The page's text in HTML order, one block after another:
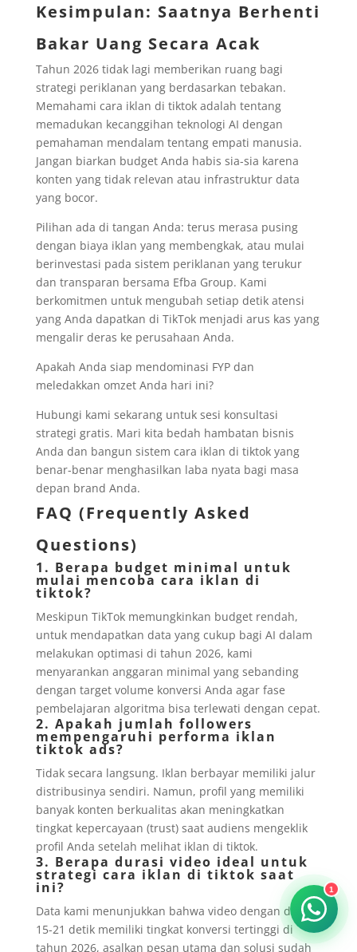
Kesimpulan: Saatnya Berhenti
Bakar Uang Secara Acak
Tahun 2026 tidak lagi memberikan ruang bagi
strategi periklanan yang berdasarkan tebakan.
Memahami cara iklan di tiktok adalah tentang
memadukan kecanggihan teknologi AI dengan
pemahaman mendalam tentang empati manusia.
Jangan biarkan budget Anda habis sia-sia karena
konten yang tidak relevan atau infrastruktur data
yang bocor.
Pilihan ada di tangan Anda: terus merasa pusing
dengan biaya iklan yang membengkak, atau mulai
berinvestasi pada sistem periklanan yang terukur
dan transparan bersama Efba Group. Kami
berkomitmen untuk mengubah setiap detik atensi
yang Anda dapatkan di TikTok menjadi arus kas yang
mengalir deras ke perusahaan Anda.
Apakah Anda siap mendominasi FYP dan
meledakkan omzet Anda hari ini?
Hubungi kami sekarang untuk sesi konsultasi
strategi gratis. Mari kita bedah hambatan bisnis
Anda dan bangun sistem cara iklan di tiktok yang
benar-benar menghasilkan laba nyata bagi masa
depan brand Anda.
FAQ (Frequently Asked
Questions)
1. Berapa budget minimal untuk
mulai mencoba cara iklan di
tiktok?
Meskipun TikTok memungkinkan budget rendah,
untuk mendapatkan data yang cukup bagi AI dalam
melakukan optimasi di tahun 2026, kami
menyarankan anggaran minimal yang sebanding
dengan target volume konversi Anda agar fase
pembelajaran algoritma bisa terlewati dengan cepat.
2. Apakah jumlah followers
mempengaruhi performa iklan
tiktok ads?
Tidak secara langsung. Iklan berbayar memiliki jalur
distribusinya sendiri. Namun, profil yang memiliki
banyak konten berkualitas akan meningkatkan
tingkat kepercayaan (trust) saat audiens mengeklik
profil Anda setelah melihat iklan di tiktok.
3. Berapa durasi video ideal untuk
strategi cara iklan di tiktok saat
ini?
Data kami menunjukkan bahwa video dengan durasi
15-21 detik memiliki tingkat konversi tertinggi di
tahun 2026, asalkan pesan utama dan solusi sudah
1